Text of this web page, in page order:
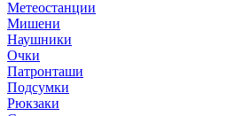
Метеостанции
Мишени
Наушники
Очки
Патронташи
Подсумки
Рюкзаки